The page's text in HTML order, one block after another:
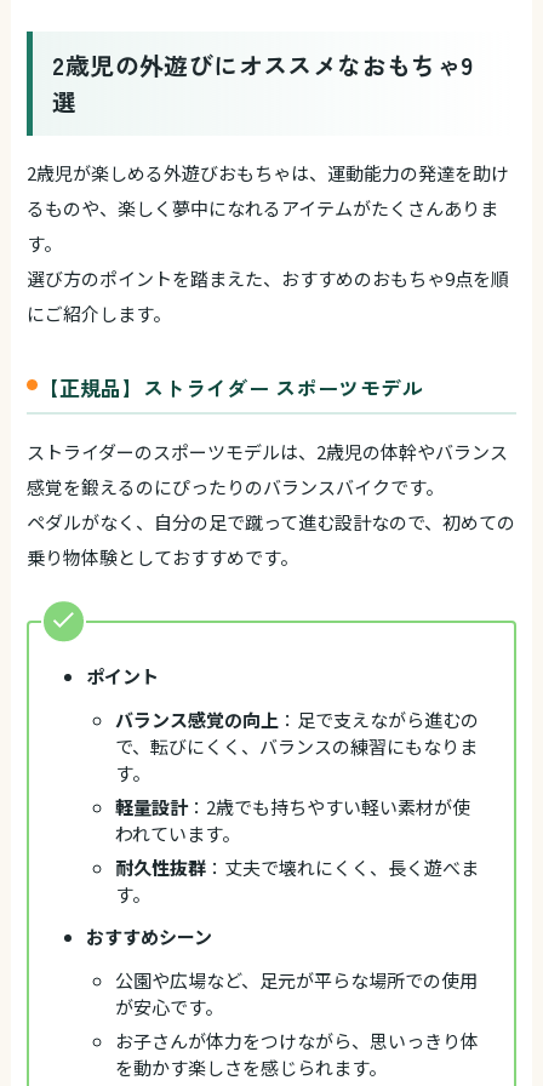
2歳児の外遊びにオススメなおもちゃ9
選
2歳児が楽しめる外遊びおもちゃは、運動能力の発達を助け
るものや、楽しく夢中になれるアイテムがたくさんありま
す。
選び方のポイントを踏まえた、おすすめのおもちゃ9点を順
にご紹介します。
【正規品】ストライダー スポーツモデル
ストライダーのスポーツモデルは、2歳児の体幹やバランス
感覚を鍛えるのにぴったりのバランスバイクです。
ペダルがなく、自分の足で蹴って進む設計なので、初めての
乗り物体験としておすすめです。
ポイント
バランス感覚の向上 ：足で支えながら進むの
で、転びにくく、バランスの練習にもなりま
す。
軽量設計：2歳でも持ちやすい軽い素材が使
われています。
耐久性抜群：丈夫で壊れにくく、長く遊べま
す。
おすすめシーン
公園や広場など、足元が平らな場所での使用
が安心です。
お子さんが体力をつけながら、思いっきり体
を動かす楽しさを感じられます。